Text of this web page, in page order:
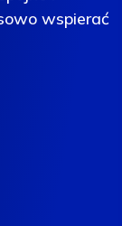
wspierać
wspierać
wspierać